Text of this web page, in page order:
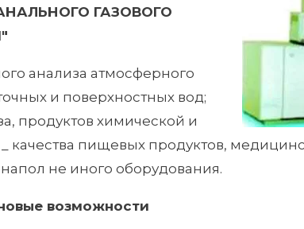
ГАЗОВОГО
анализа атмосферного
и поверхностных вод;
продуктов химической и
пищевых продуктов,
не иного оборудования.
возможности